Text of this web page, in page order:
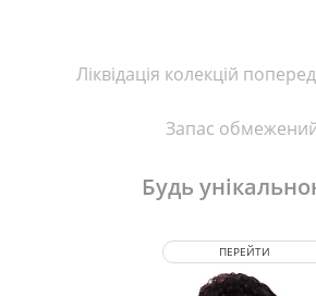
Ліквідація колекцій
Запас
Будь
ПЕРЕЙТИ